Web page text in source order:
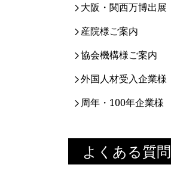
大阪・関西万博出展
産院様ご案内
協会機構様ご案内
外国人材受入企業様
周年・100年企業様
よくある質問